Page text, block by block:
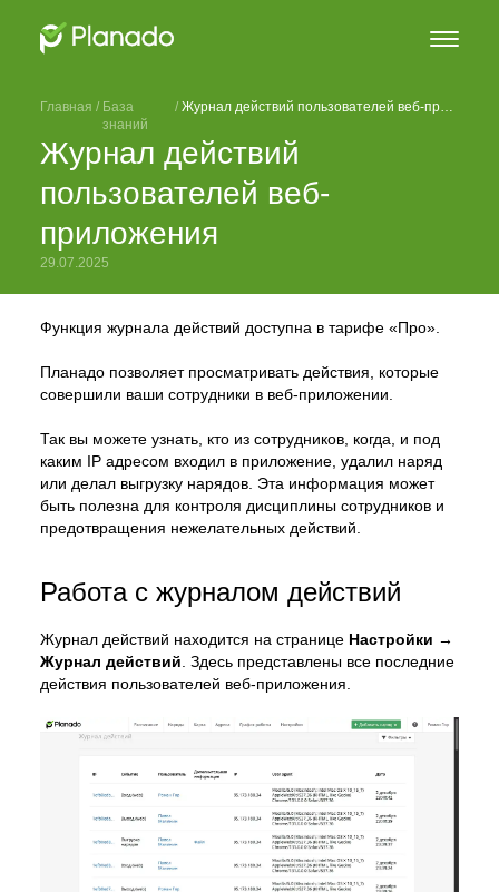
Главная / База
знаний
/ Журнал действий пользователей веб-приложения
Журнал действий
пользователей веб-
приложения
29.07.2025
Функция журнала действий доступна в тарифе «Про».
Планадо позволяет просматривать действия, которые
совершили ваши сотрудники в веб-приложении.
Так вы можете узнать, кто из сотрудников, когда, и под
каким IP адресом входил в приложение, удалил наряд
или делал выгрузку нарядов. Эта информация может
быть полезна для контроля дисциплины сотрудников и
предотвращения нежелательных действий.
Работа с журналом действий
Журнал действий находится на странице Настройки →
Журнал действий . Здесь представлены все последние
действия пользователей веб-приложения.